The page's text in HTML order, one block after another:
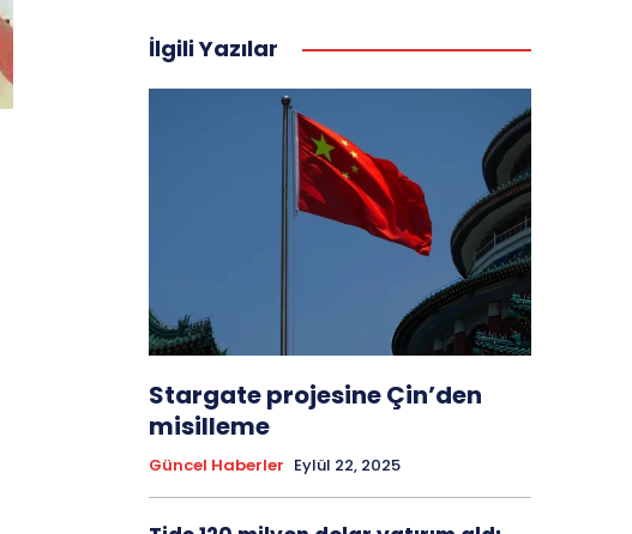
İlgili Yazılar
Stargate projesine Çin’den
misilleme
Güncel Haberler Eylül 22, 2025